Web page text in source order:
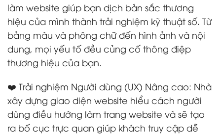
làm website giúp bạn dịch bản sắc thương
hiệu của mình thành trải nghiệm kỹ thuật số. Từ
bảng màu và phông chữ đến hình ảnh và nội
dung, mọi yếu tố đều củng cố thông điệp
thương hiệu của bạn.
❤️ Trải nghiệm Người dùng (UX) Nâng cao: Nhà
xây dựng giao diện website hiểu cách người
dùng điều hướng làm trang website và sẽ tạo
ra bố cục trực quan giúp khách truy cập dễ